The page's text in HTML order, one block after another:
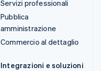
Servizi professionali
Pubblica
amministrazione
Commercio al dettaglio
Integrazioni e soluzioni